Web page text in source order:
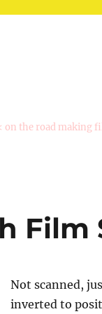
on the road making
Film
Not scanned,
inverted to